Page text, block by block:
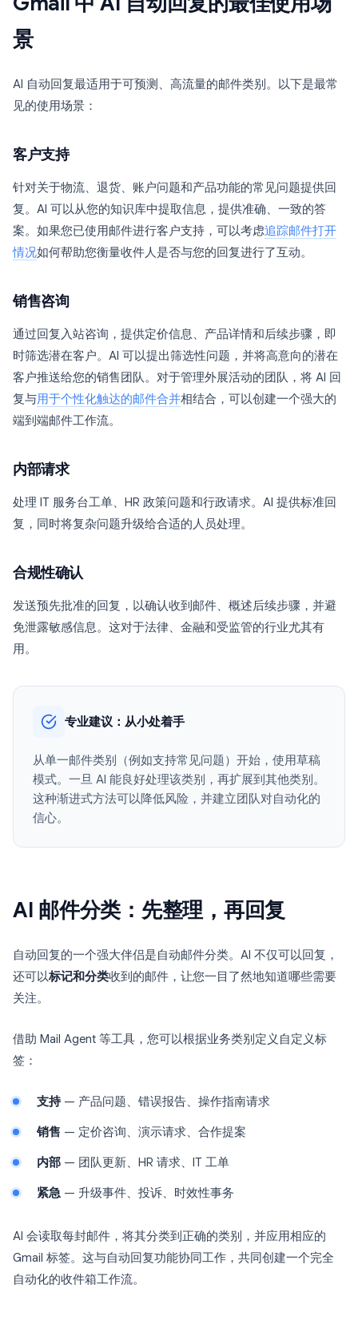
景
AI 自动回复最适用于可预测、高流量的邮件类别。以下是最常
见的使用场景：
客户支持
针对关于物流、退货、账户问题和产品功能的常见问题提供回
复。AI 可以从您的知识库中提取信息，提供准确、一致的答
案。如果您已使用邮件进行客户支持，可以考虑追踪邮件打开
情况如何帮助您衡量收件人是否与您的回复进行了互动。
销售咨询
通过回复入站咨询，提供定价信息、产品详情和后续步骤，即
时筛选潜在客户。AI 可以提出筛选性问题，并将高意向的潜在
客户推送给您的销售团队。对于管理外展活动的团队，将 AI 回
复与用于个性化触达的邮件合并相结合，可以创建一个强大的
端到端邮件工作流。
内部请求
处理 IT 服务台工单、HR 政策问题和行政请求。AI 提供标准回
复，同时将复杂问题升级给合适的人员处理。
合规性确认
发送预先批准的回复，以确认收到邮件、概述后续步骤，并避
免泄露敏感信息。这对于法律、金融和受监管的行业尤其有
用。
专业建议：从小处着手
从单一邮件类别（例如支持常见问题）开始，使用草稿
模式。一旦 AI 能良好处理该类别，再扩展到其他类别。
这种渐进式方法可以降低风险，并建立团队对自动化的
信心。
AI 邮件分类：先整理，再回复
自动回复的一个强大伴侣是自动邮件分类。AI 不仅可以回复，
还可以标记和分类收到的邮件，让您一目了然地知道哪些需要
关注。
借助 Mail Agent 等工具，您可以根据业务类别定义自定义标
签：
支持— 产品问题、错误报告、操作指南请求
销售 — 定价咨询、演示请求、合作提案
内部 — 团队更新、HR 请求、IT 工单
紧急 — 升级事件、投诉、时效性事务
AI 会读取每封邮件，将其分类到正确的类别，并应用相应的
Gmail 标签。这与自动回复功能协同工作，共同创建一个完全
自动化的收件箱工作流。